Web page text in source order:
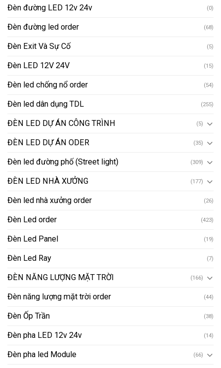
Đèn đường LED 12v 24v (0)
Đèn đường led order (68)
Đèn Exit Và Sự Cố (5)
Đèn LED 12V 24V (15)
Đèn led chống nổ order (54)
Đèn led dân dụng TDL (255)
ĐÈN LED DỰ ÁN CÔNG TRÌNH (5)
ĐÈN LED DỰ ÁN ODER (35)
Đèn led đường phố (Street light) (309)
ĐÈN LED NHÀ XƯỞNG (177)
Đèn led nhà xưởng order (26)
Đèn Led order (423)
Đèn Led Panel (19)
Đèn Led Ray (7)
ĐÈN NĂNG LƯỢNG MẶT TRỜI (166)
Đèn năng lượng mặt trời order (44)
Đèn Ốp Trần (38)
Đèn pha LED 12v 24v (14)
Đèn pha led Module (66)